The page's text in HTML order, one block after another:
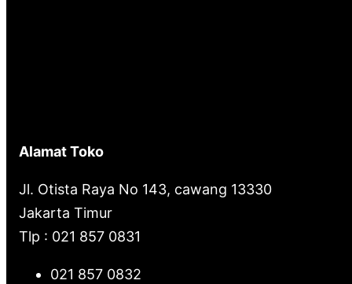
Alamat Toko
Jl. Otista Raya No 143, cawang 13330
Jakarta Timur
Tlp : 021 857 0831
021 857 0832